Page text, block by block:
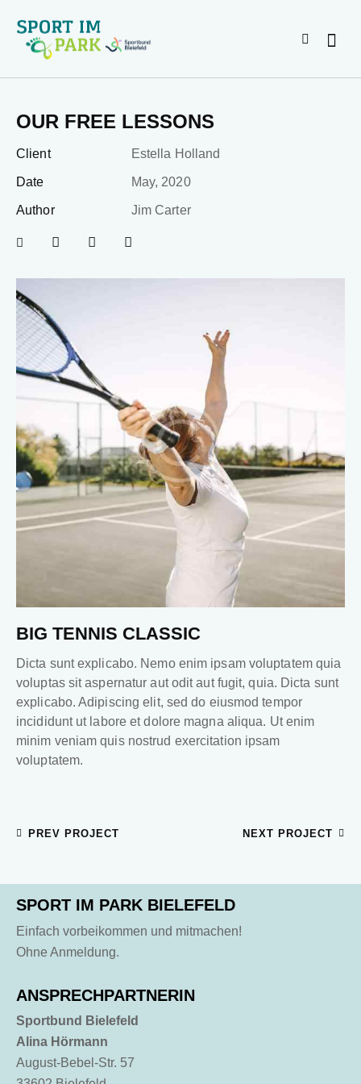
OUR FREE LESSONS
BIG TENNIS CLASSIC
Dicta sunt explicabo. Nemo enim ipsam voluptatem quia
voluptas sit aspernatur aut odit aut fugit, quia. Dicta sunt
explicabo. Adipiscing elit, sed do eiusmod tempor
incididunt ut labore et dolore magna aliqua. Ut enim
minim veniam quis nostrud exercitation ipsam
voluptatem.
Client Estella Holland
Date May, 2020
Author Jim Carter
PREV PROJECT NEXT PROJECT
SPORT IM PARK BIELEFELD
Einfach vorbeikommen und mitmachen!
Ohne Anmeldung.
ANSPRECHPARTNERIN
Sportbund Bielefeld
Alina Hörmann
August-Bebel-Str. 57